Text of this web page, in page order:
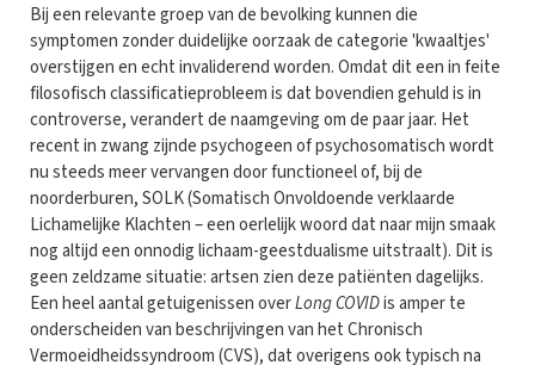
Bij een relevante groep van de bevolking kunnen die
symptomen zonder duidelijke oorzaak de categorie 'kwaaltjes'
overstijgen en echt invaliderend worden. Omdat dit een in feite
filosofisch classificatieprobleem is dat bovendien gehuld is in
controverse, verandert de naamgeving om de paar jaar. Het
recent in zwang zijnde psychogeen of psychosomatisch wordt
nu steeds meer vervangen door functioneel of, bij de
noorderburen, SOLK (Somatisch Onvoldoende verklaarde
Lichamelijke Klachten – een oerlelijk woord dat naar mijn smaak
nog altijd een onnodig lichaam-geestdualisme uitstraalt). Dit is
geen zeldzame situatie: artsen zien deze patiënten dagelijks.
Een heel aantal getuigenissen overLong COVIDis amper te
onderscheiden van beschrijvingen van het Chronisch
Vermoeidheidssyndroom (CVS), dat overigens ook typisch na